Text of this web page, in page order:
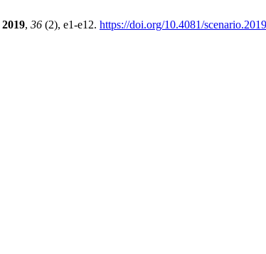
2019, 36 (2), e1-e12. https://doi.org/10.4081/